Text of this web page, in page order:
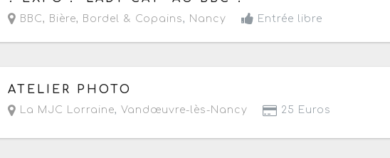
BBC, Bière, Bordel & Copains, Nancy Entrée libre
Le samedi 21 juin 2025
ATELIER PHOTO
La MJC Lorraine, Vandœuvre-lès-Nancy 25 Euros